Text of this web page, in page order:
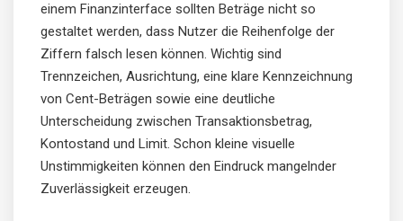
einem Finanzinterface sollten Beträge nicht so
gestaltet werden, dass Nutzer die Reihenfolge der
Ziffern falsch lesen können. Wichtig sind
Trennzeichen, Ausrichtung, eine klare Kennzeichnung
von Cent-Beträgen sowie eine deutliche
Unterscheidung zwischen Transaktionsbetrag,
Kontostand und Limit. Schon kleine visuelle
Unstimmigkeiten können den Eindruck mangelnder
Zuverlässigkeit erzeugen.